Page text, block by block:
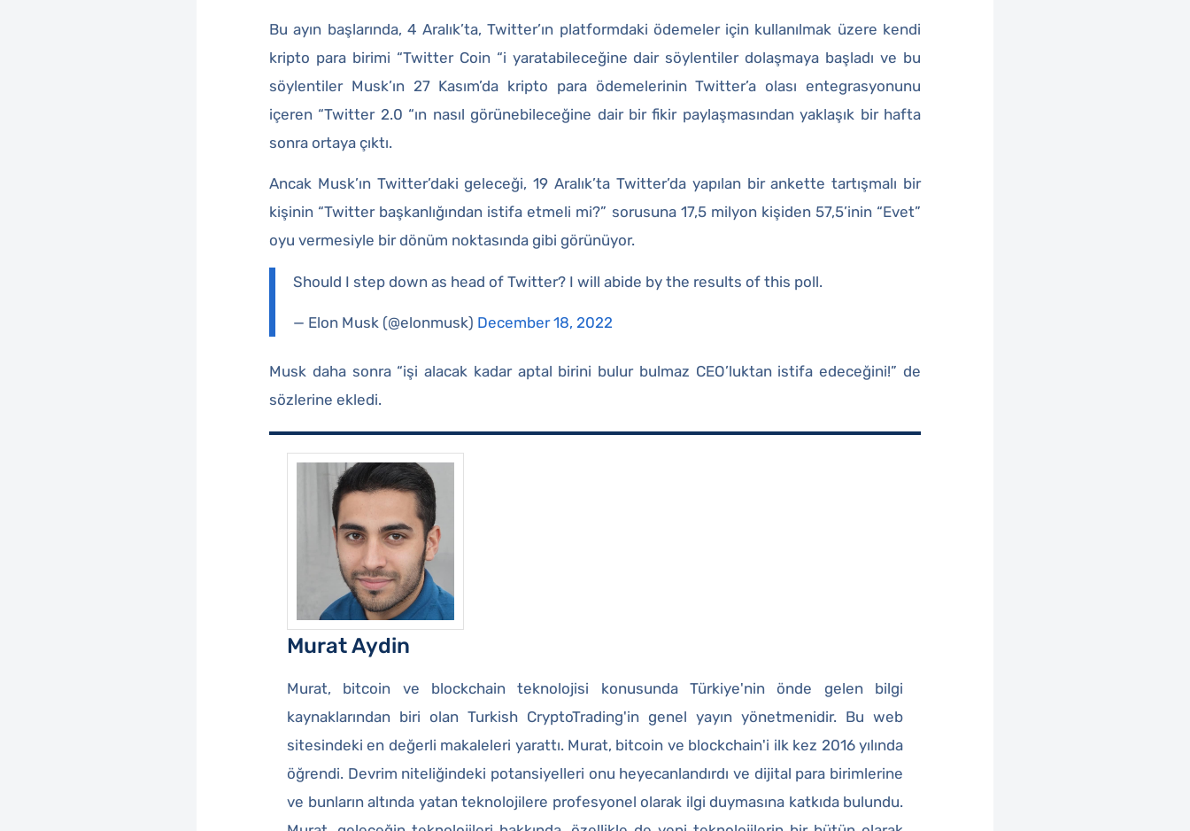
Bu ayın başlarında, 4 Aralık’ta, Twitter’ın platformdaki ödemeler için kullanılmak üzere kendi
kripto para birimi “Twitter Coin “i yaratabileceğine dair söylentiler dolaşmaya başladı ve bu
söylentiler Musk’ın 27 Kasım’da kripto para ödemelerinin Twitter’a olası entegrasyonunu
içeren “Twitter 2.0 “ın nasıl görünebileceğine dair bir fikir paylaşmasından yaklaşık bir hafta
sonra ortaya çıktı.
Ancak Musk’ın Twitter’daki geleceği, 19 Aralık’ta Twitter’da yapılan bir ankette tartışmalı bir
kişinin “Twitter başkanlığından istifa etmeli mi?” sorusuna 17,5 milyon kişiden 57,5’inin “Evet”
oyu vermesiyle bir dönüm noktasında gibi görünüyor.
Should I step down as head of Twitter? I will abide by the results of this poll.
— Elon Musk (@elonmusk) December 18, 2022
Musk daha sonra “işi alacak kadar aptal birini bulur bulmaz CEO’luktan istifa edeceğini!” de
sözlerine ekledi.
Murat Aydin
Murat, bitcoin ve blockchain teknolojisi konusunda Türkiye'nin önde gelen bilgi
kaynaklarından biri olan Turkish CryptoTrading'in genel yayın yönetmenidir. Bu web
sitesindeki en değerli makaleleri yarattı. Murat, bitcoin ve blockchain'i ilk kez 2016 yılında
öğrendi. Devrim niteliğindeki potansiyelleri onu heyecanlandırdı ve dijital para birimlerine
ve bunların altında yatan teknolojilere profesyonel olarak ilgi duymasına katkıda bulundu.